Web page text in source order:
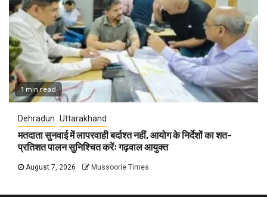
1 min read
Dehradun Uttarakhand
मतदाता सुनवाई में लापरवाही बर्दाश्त नहीं, आयोग के निर्देशों का शत-
प्रतिशत पालन सुनिश्चित करेंः गढ़वाल आयुक्त
August 7, 2026 Mussoorie Times